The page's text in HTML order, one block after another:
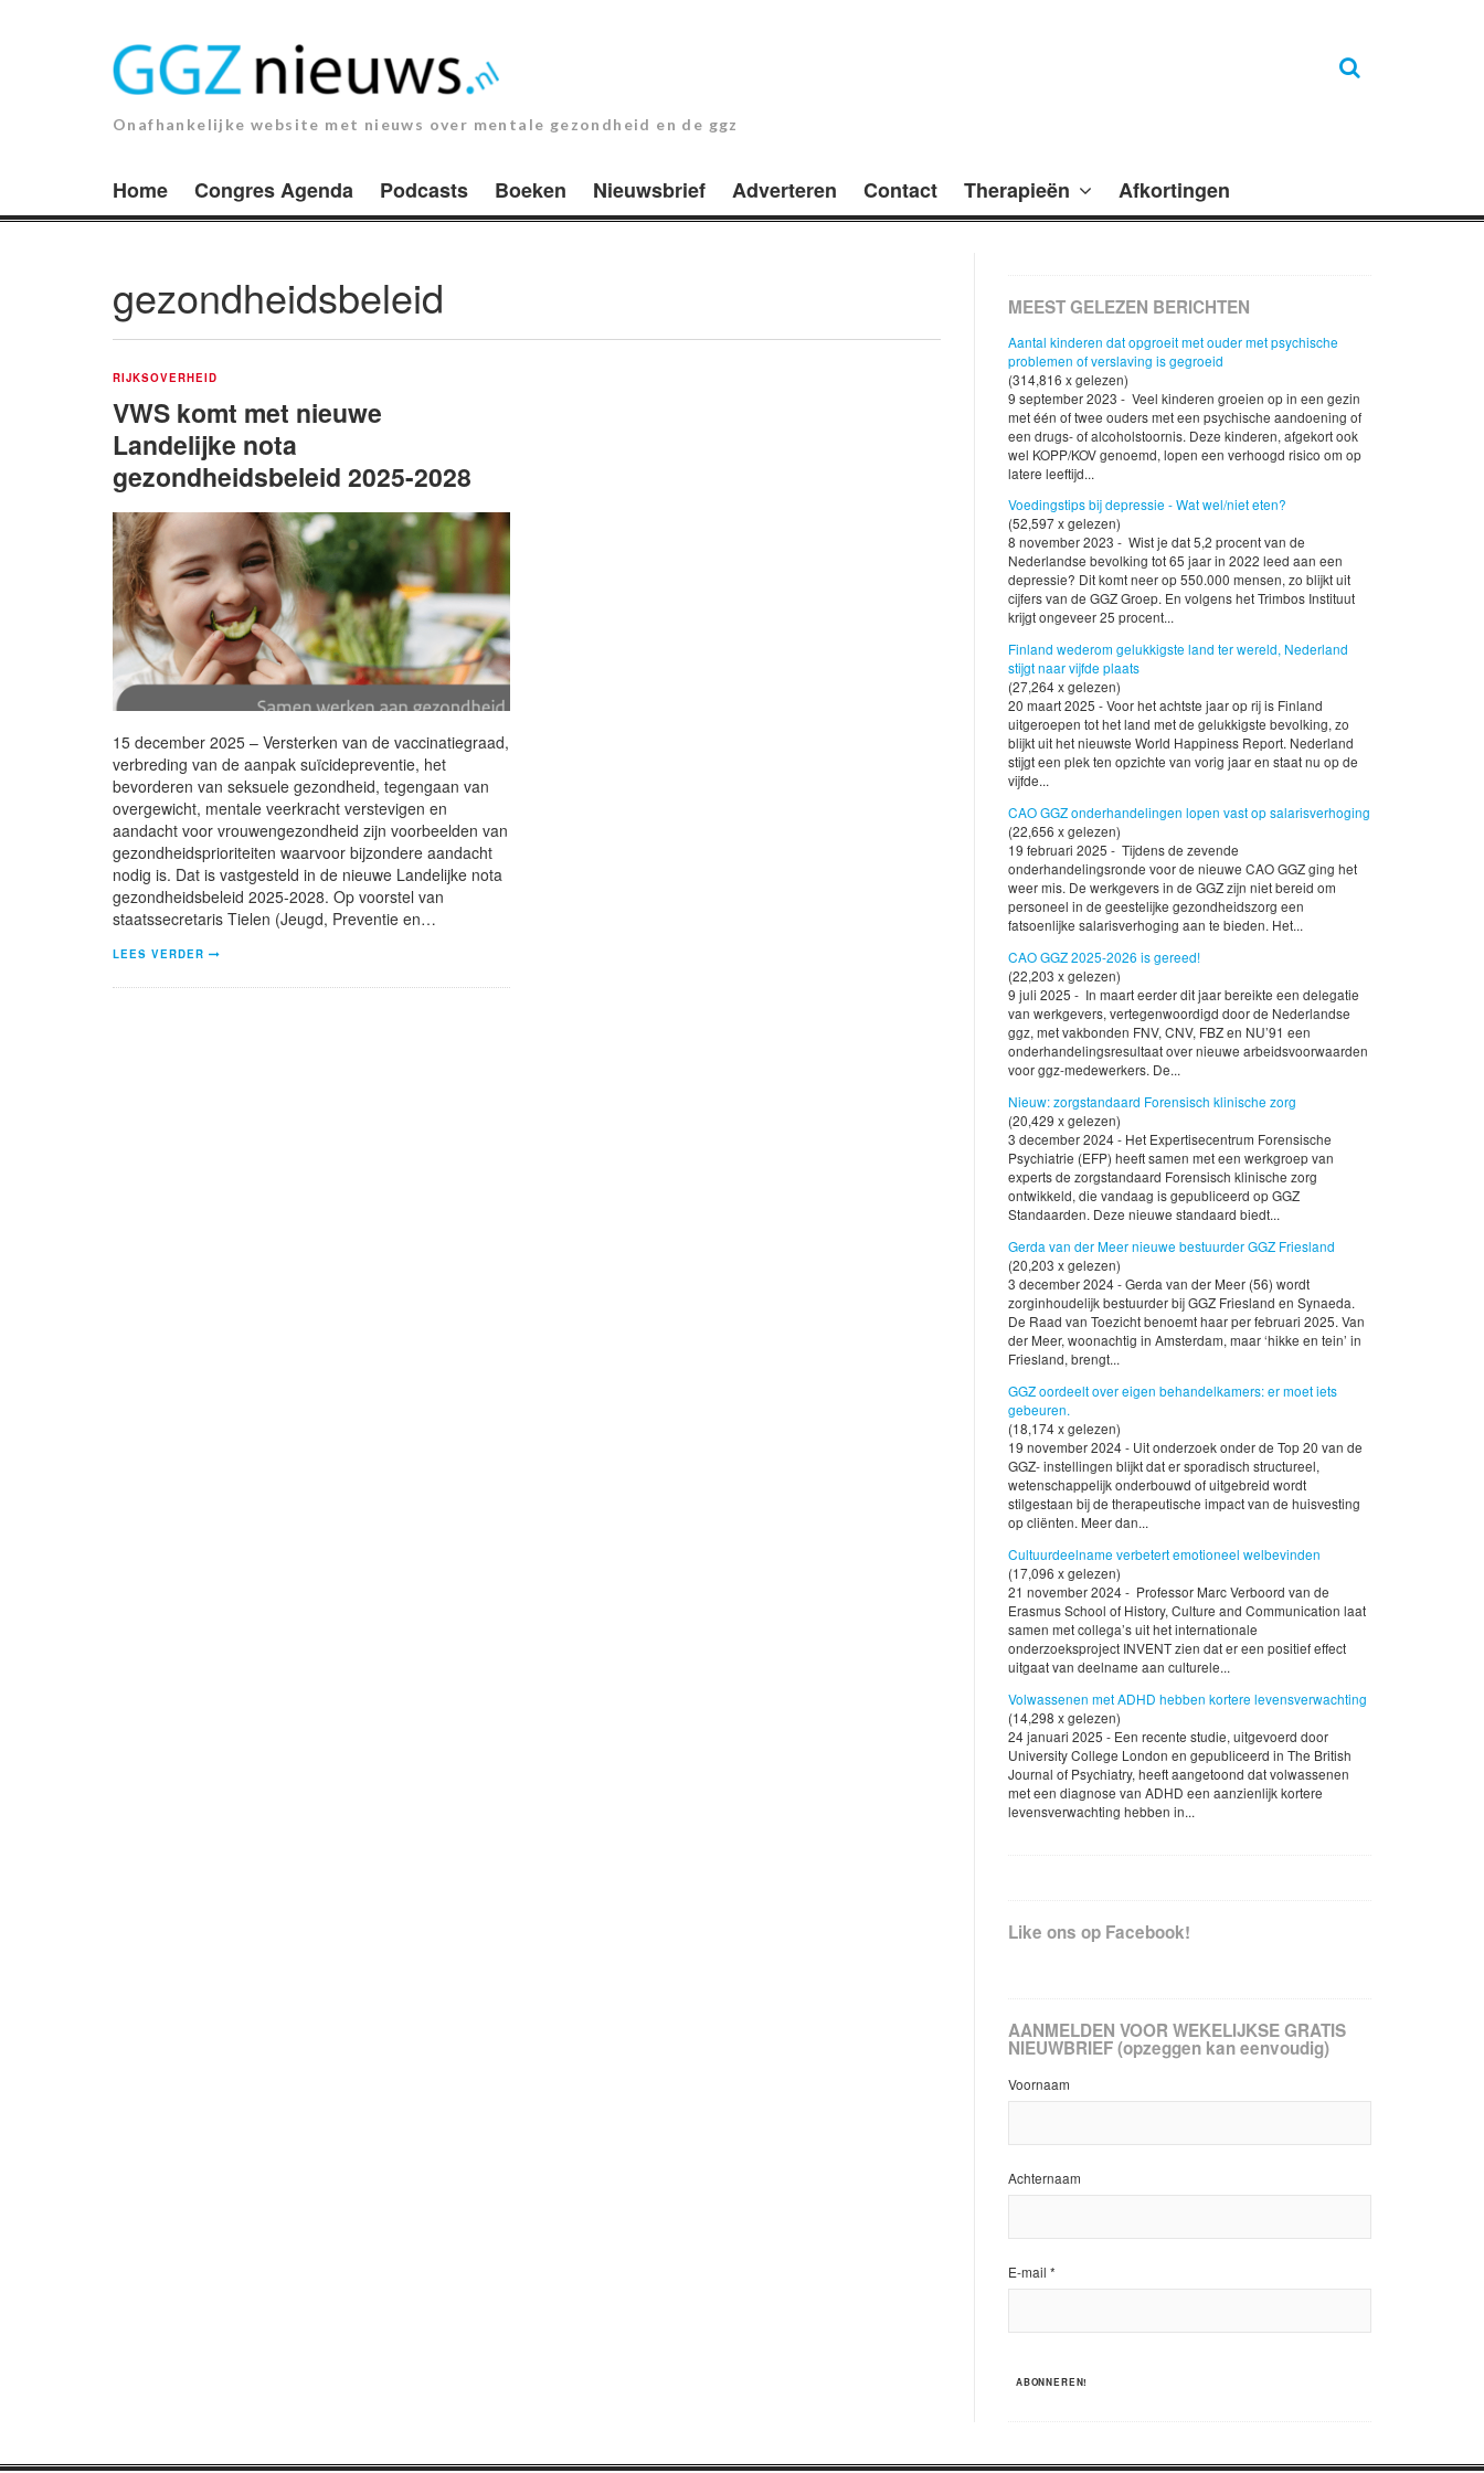
Onafhankelijke website met nieuws over mentale gezondheid en de ggz
Home Congres Agenda Podcasts Boeken Nieuwsbrief Adverteren Contact Therapieën Afkortingen
gezondheidsbeleid
RIJKSOVERHEID
VWS komt met nieuwe
Landelijke nota
gezondheidsbeleid 2025-2028
15 december 2025 – Versterken van de vaccinatiegraad,
verbreding van de aanpak suïcidepreventie, het
bevorderen van seksuele gezondheid, tegengaan van
overgewicht, mentale veerkracht verstevigen en
aandacht voor vrouwengezondheid zijn voorbeelden van
gezondheidsprioriteiten waarvoor bijzondere aandacht
nodig is. Dat is vastgesteld in de nieuwe Landelijke nota
gezondheidsbeleid 2025-2028. Op voorstel van
staatssecretaris Tielen (Jeugd, Preventie en…
LEES VERDER
MEEST GELEZEN BERICHTEN
Aantal kinderen dat opgroeit met ouder met psychische
problemen of verslaving is gegroeid
(314,816 x gelezen)
9 september 2023 - Veel kinderen groeien op in een gezin
met één of twee ouders met een psychische aandoening of
een drugs- of alcoholstoornis. Deze kinderen, afgekort ook
wel KOPP/KOV genoemd, lopen een verhoogd risico om op
latere leeftijd...
Voedingstips bij depressie - Wat wel/niet eten?
(52,597 x gelezen)
8 november 2023 - Wist je dat 5,2 procent van de
Nederlandse bevolking tot 65 jaar in 2022 leed aan een
depressie? Dit komt neer op 550.000 mensen, zo blijkt uit
cijfers van de GGZ Groep. En volgens het Trimbos Instituut
krijgt ongeveer 25 procent...
Finland wederom gelukkigste land ter wereld, Nederland
stijgt naar vijfde plaats
(27,264 x gelezen)
20 maart 2025 - Voor het achtste jaar op rij is Finland
uitgeroepen tot het land met de gelukkigste bevolking, zo
blijkt uit het nieuwste World Happiness Report. Nederland
stijgt een plek ten opzichte van vorig jaar en staat nu op de
vijfde...
CAO GGZ onderhandelingen lopen vast op salarisverhoging
(22,656 x gelezen)
19 februari 2025 - Tijdens de zevende
onderhandelingsronde voor de nieuwe CAO GGZ ging het
weer mis. De werkgevers in de GGZ zijn niet bereid om
personeel in de geestelijke gezondheidszorg een
fatsoenlijke salarisverhoging aan te bieden. Het...
CAO GGZ 2025-2026 is gereed!
(22,203 x gelezen)
9 juli 2025 - In maart eerder dit jaar bereikte een delegatie
van werkgevers, vertegenwoordigd door de Nederlandse
ggz, met vakbonden FNV, CNV, FBZ en NU’91 een
onderhandelingsresultaat over nieuwe arbeidsvoorwaarden
voor ggz-medewerkers. De...
Nieuw: zorgstandaard Forensisch klinische zorg
(20,429 x gelezen)
3 december 2024 - Het Expertisecentrum Forensische
Psychiatrie (EFP) heeft samen met een werkgroep van
experts de zorgstandaard Forensisch klinische zorg
ontwikkeld, die vandaag is gepubliceerd op GGZ
Standaarden. Deze nieuwe standaard biedt...
Gerda van der Meer nieuwe bestuurder GGZ Friesland
(20,203 x gelezen)
3 december 2024 - Gerda van der Meer (56) wordt
zorginhoudelijk bestuurder bij GGZ Friesland en Synaeda.
De Raad van Toezicht benoemt haar per februari 2025. Van
der Meer, woonachtig in Amsterdam, maar ‘hikke en tein’ in
Friesland, brengt...
GGZ oordeelt over eigen behandelkamers: er moet iets
gebeuren.
(18,174 x gelezen)
19 november 2024 - Uit onderzoek onder de Top 20 van de
GGZ- instellingen blijkt dat er sporadisch structureel,
wetenschappelijk onderbouwd of uitgebreid wordt
stilgestaan bij de therapeutische impact van de huisvesting
op cliënten. Meer dan...
Cultuurdeelname verbetert emotioneel welbevinden
(17,096 x gelezen)
21 november 2024 - Professor Marc Verboord van de
Erasmus School of History, Culture and Communication laat
samen met collega’s uit het internationale
onderzoeksproject INVENT zien dat er een positief effect
uitgaat van deelname aan culturele...
Volwassenen met ADHD hebben kortere levensverwachting
(14,298 x gelezen)
24 januari 2025 - Een recente studie, uitgevoerd door
University College London en gepubliceerd in The British
Journal of Psychiatry, heeft aangetoond dat volwassenen
met een diagnose van ADHD een aanzienlijk kortere
levensverwachting hebben in...
Like ons op Facebook!
AANMELDEN VOOR WEKELIJKSE GRATIS
NIEUWBRIEF (opzeggen kan eenvoudig)
Voornaam
Achternaam
E-mail *